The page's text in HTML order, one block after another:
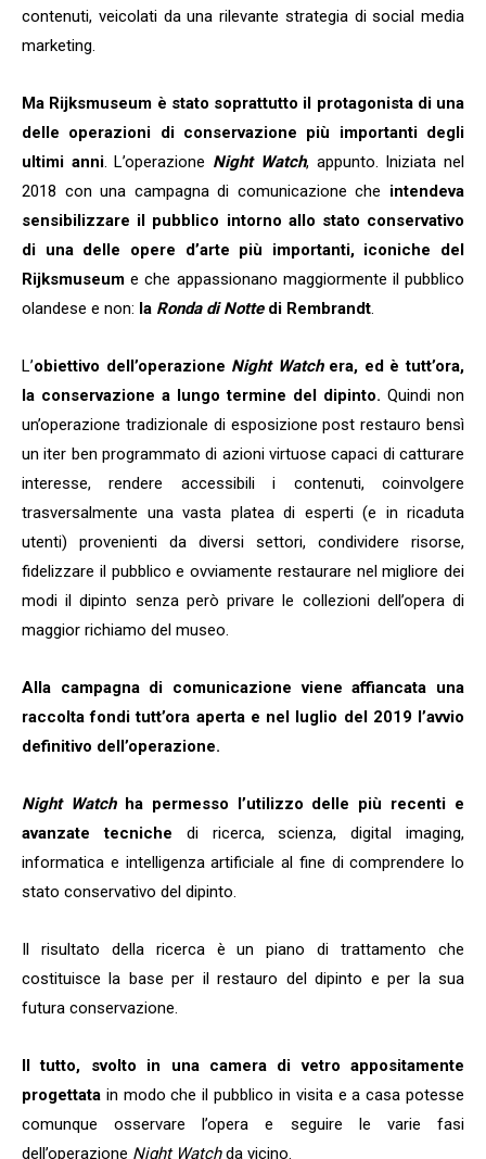
contenuti, veicolati da una rilevante strategia di social media
marketing.
Ma Rijksmuseum è stato soprattutto il protagonista di una
delle operazioni di conservazione più importanti degli
ultimi anni. L’operazione Night Watch, appunto. Iniziata nel
2018 con una campagna di comunicazione che intendeva
sensibilizzare il pubblico intorno allo stato conservativo
di una delle opere d’arte più importanti, iconiche del
Rijksmuseum e che appassionano maggiormente il pubblico
olandese e non: la Ronda di Nottedi Rembrandt
L’obiettivo dell’operazione Night Watchera, ed è tutt’ora,
la conservazione a lungo termine del dipinto. Quindi non
un’operazione tradizionale di esposizione post restauro bensì
un iter ben programmato di azioni virtuose capaci di catturare
interesse, rendere accessibili i contenuti, coinvolgere
trasversalmente una vasta platea di esperti (e in ricaduta
utenti) provenienti da diversi settori, condividere risorse,
fidelizzare il pubblico e ovviamente restaurare nel migliore dei
modi il dipinto senza però privare le collezioni dell’opera di
maggior richiamo del museo.
Alla campagna di comunicazione viene affiancata una
raccolta fondi tutt’ora aperta e nel luglio del 2019 l’avvio
definitivo dell’operazione.
Night Watchha permesso l’utilizzo delle più recenti e
avanzate tecniche di ricerca, scienza, digital imaging,
informatica e intelligenza artificiale al fine di comprendere lo
stato conservativo del dipinto.
Il risultato della ricerca è un piano di trattamento che
costituisce la base per il restauro del dipinto e per la sua
futura conservazione.
Il tutto, svolto in una camera di vetro appositamente
progettata in modo che il pubblico in visita e a casa potesse
comunque osservare l’opera e seguire le varie fasi
dell’operazione Night Watchda vicino.